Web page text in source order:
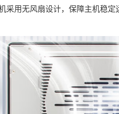
采用无风扇设计，保障主机稳